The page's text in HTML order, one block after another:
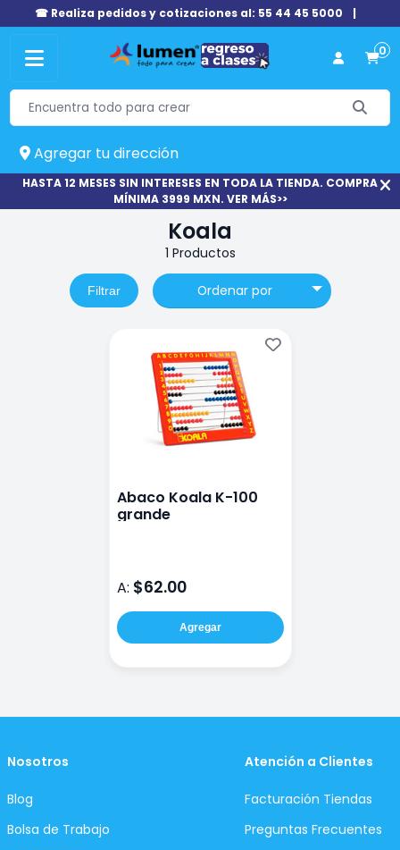
☎ Realiza pedidos y cotizaciones al: 55 44 45 5000 |
0
Agregar tu dirección
HASTA 12 MESES SIN INTERESES EN TODA LA TIENDA. COMPRA
MÍNIMA 3999 MXN. VER MÁS>>
Koala
Filtrar
1 Productos
Ordenar por
Abaco Koala K-100
grande
A: $62.00
Agregar
Nosotros
Blog
Bolsa de Trabajo
Atención a Clientes
Facturación Tiendas
Preguntas Frecuentes